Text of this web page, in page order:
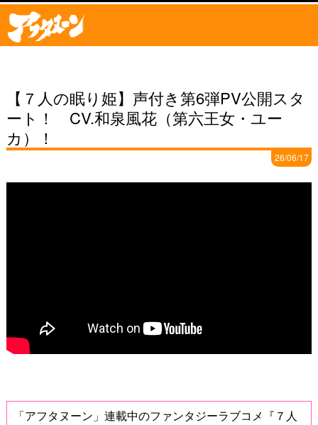
【７人の眠り姫】声付き第6弾PV公開スタ
ート！ CV.和泉風花（第六王女・ユー
カ）！
26/06/17
「アフタヌーン」連載中のファンタジーラブコメ『７人